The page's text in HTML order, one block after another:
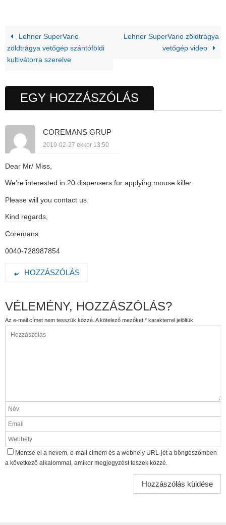
Lehner SuperVario
zöldtrágya vetőgép szántóföldi
kultivátorra szerelve
Lehner SuperVario zöldtrágya
vetőgép video
EGY HOZZÁSZÓLÁS
COREMANS GRUP
2019-02-27 ekkor 13:50
Dear Mr/ Miss,
We’re interested in 20 dispensers for applying mouse killer.
Please will you contact us.
Kind regards,
Coremans
0040-728987854
HOZZÁSZÓLÁS
VÉLEMÉNY, HOZZÁSZÓLÁS?
Az e-mail címet nem tesszük közzé. A kötelező mezőket * karakterrel jelöltük
Mentse el a nevem, e-mail címem és a webhely URL-jét a böngészőmben
a következő alkalommal, amikor megjegyzést teszek közzé.